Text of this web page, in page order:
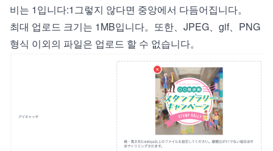
비는 1입니다:1그렇지 않다면 중앙에서 다듬어집니다。
최대 업로드 크기는 1MB입니다。또한、JPEG、gif、PNG
형식 이외의 파일은 업로드 할 수 없습니다。